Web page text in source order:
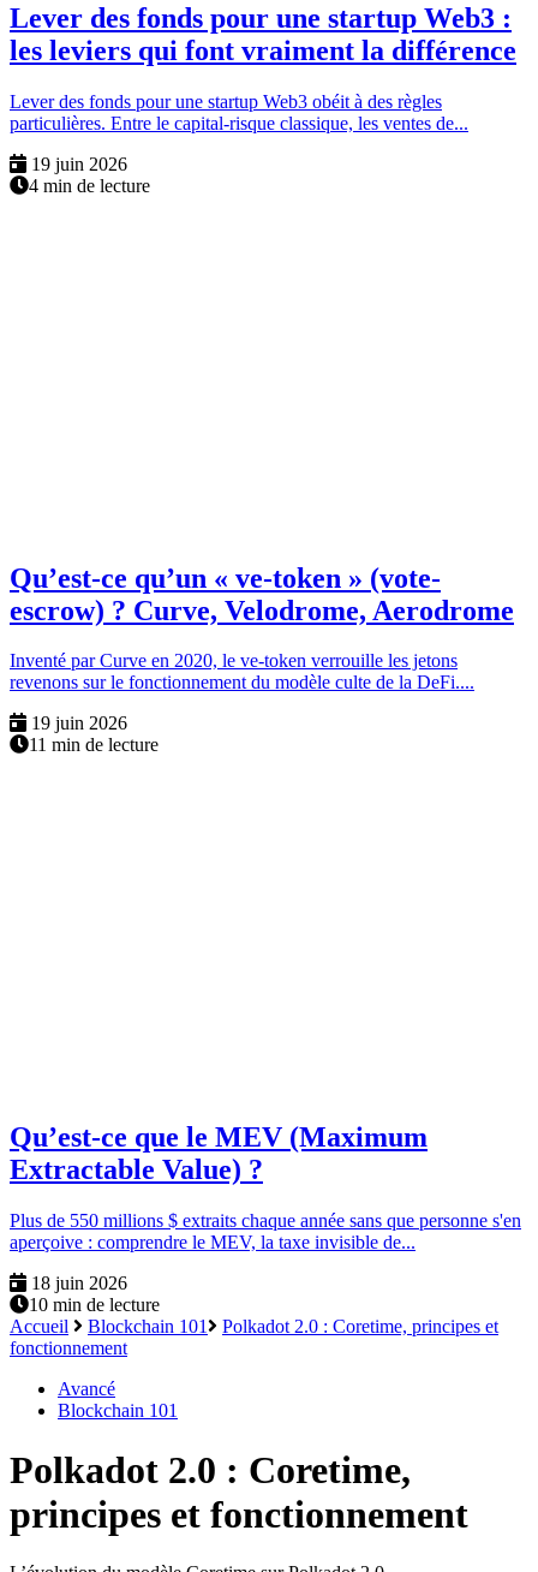
Lever des fonds pour une startup Web3 :
les leviers qui font vraiment la différence
Lever des fonds pour une startup Web3 obéit à des règles
particulières. Entre le capital-risque classique, les ventes de...
19 juin 2026
4 min de lecture
Qu’est-ce qu’un « ve-token » (vote-
escrow) ? Curve, Velodrome, Aerodrome
Inventé par Curve en 2020, le ve-token verrouille les jetons
revenons sur le fonctionnement du modèle culte de la DeFi....
19 juin 2026
11 min de lecture
Qu’est-ce que le MEV (Maximum
Extractable Value) ?
Plus de 550 millions $ extraits chaque année sans que personne s'en
aperçoive : comprendre le MEV, la taxe invisible de...
18 juin 2026
10 min de lecture
Accueil
Blockchain 101
Polkadot 2.0 : Coretime, principes et
fonctionnement
Avancé
Blockchain 101
Polkadot 2.0 : Coretime,
principes et fonctionnement